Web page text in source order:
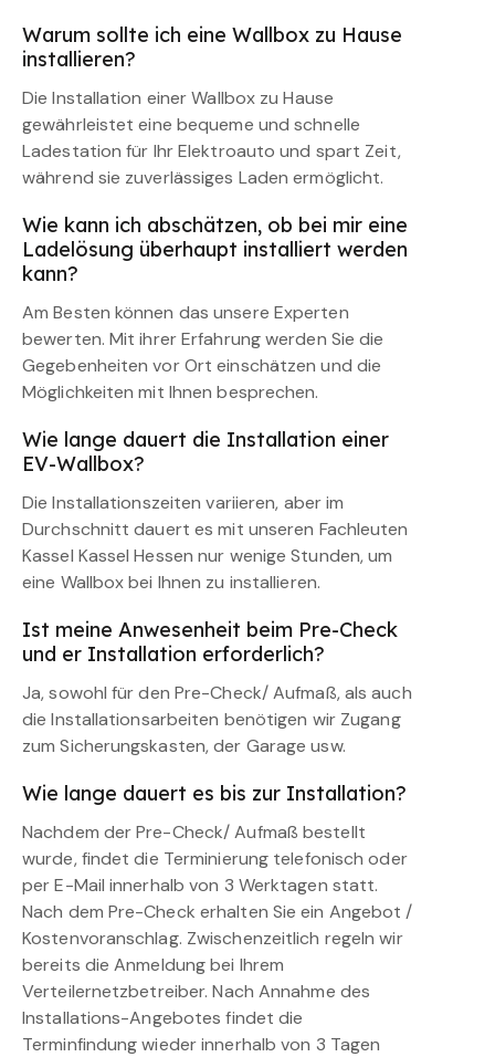
Warum sollte ich eine Wallbox zu Hause
installieren?
Die Installation einer Wallbox zu Hause
gewährleistet eine bequeme und schnelle
Ladestation für Ihr Elektroauto und spart Zeit,
während sie zuverlässiges Laden ermöglicht.
Wie kann ich abschätzen, ob bei mir eine
Ladelösung überhaupt installiert werden
kann?
Am Besten können das unsere Experten
bewerten. Mit ihrer Erfahrung werden Sie die
Gegebenheiten vor Ort einschätzen und die
Möglichkeiten mit Ihnen besprechen.
Wie lange dauert die Installation einer
EV-Wallbox?
Die Installationszeiten variieren, aber im
Durchschnitt dauert es mit unseren Fachleuten
Kassel Kassel Hessen nur wenige Stunden, um
eine Wallbox bei Ihnen zu installieren.
Ist meine Anwesenheit beim Pre-Check
und er Installation erforderlich?
Ja, sowohl für den Pre-Check/ Aufmaß, als auch
die Installationsarbeiten benötigen wir Zugang
zum Sicherungskasten, der Garage usw.
Wie lange dauert es bis zur Installation?
Nachdem der Pre-Check/ Aufmaß bestellt
wurde, findet die Terminierung telefonisch oder
per E-Mail innerhalb von 3 Werktagen statt.
Nach dem Pre-Check erhalten Sie ein Angebot /
Kostenvoranschlag. Zwischenzeitlich regeln wir
bereits die Anmeldung bei Ihrem
Verteilernetzbetreiber. Nach Annahme des
Installations-Angebotes findet die
Terminfindung wieder innerhalb von 3 Tagen